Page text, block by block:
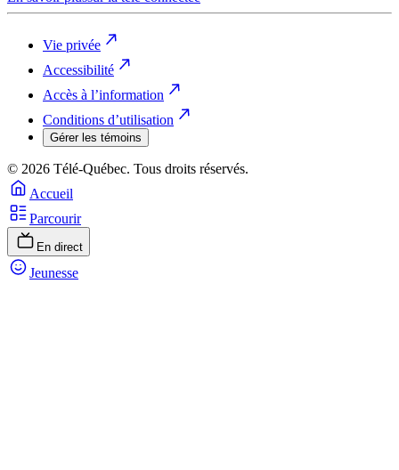
Vie privée
Accessibilité
Accès à l’information
Conditions d’utilisation
Gérer les témoins
© 2026 Télé-Québec. Tous droits réservés.
Accueil
Parcourir
En direct
Jeunesse